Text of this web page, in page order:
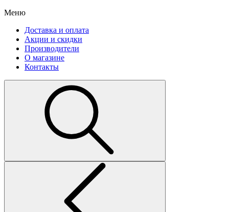
Меню
Доставка и оплата
Акции и скидки
Производители
О магазине
Контакты